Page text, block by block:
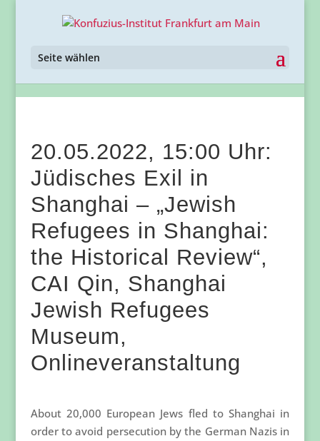
Seite wählen
20.05.2022, 15:00 Uhr:
Jüdisches Exil in
Shanghai – „Jewish
Refugees in Shanghai:
the Historical Review“,
CAI Qin, Shanghai
Jewish Refugees
Museum,
Onlineveranstaltung
About 20,000 European Jews fled to Shanghai in
order to avoid persecution by the German Nazis in